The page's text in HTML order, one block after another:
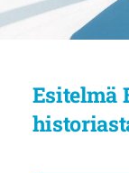
Esitelmä